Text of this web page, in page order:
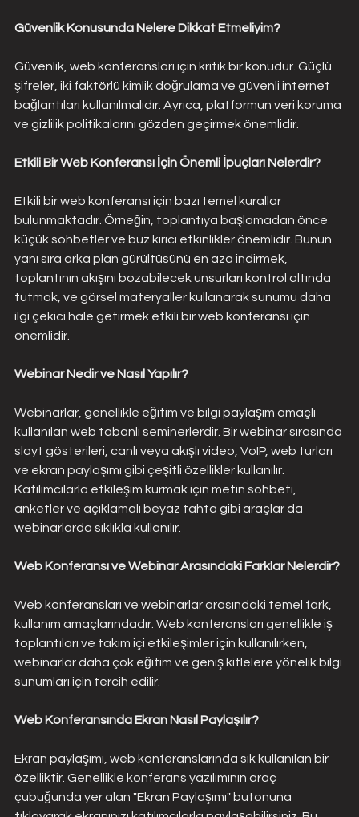
Güvenlik Konusunda Nelere Dikkat Etmeliyim?
Güvenlik, web konferansları için kritik bir konudur. Güçlü
şifreler, iki faktörlü kimlik doğrulama ve güvenli internet
bağlantıları kullanılmalıdır. Ayrıca, platformun veri koruma
ve gizlilik politikalarını gözden geçirmek önemlidir.
Etkili Bir Web Konferansı İçin Önemli İpuçları Nelerdir?
Etkili bir web konferansı için bazı temel kurallar
bulunmaktadır. Örneğin, toplantıya başlamadan önce
küçük sohbetler ve buz kırıcı etkinlikler önemlidir. Bunun
yanı sıra arka plan gürültüsünü en aza indirmek,
toplantının akışını bozabilecek unsurları kontrol altında
tutmak, ve görsel materyaller kullanarak sunumu daha
ilgi çekici hale getirmek etkili bir web konferansı için
önemlidir​​.
Webinar Nedir ve Nasıl Yapılır?
Webinarlar, genellikle eğitim ve bilgi paylaşım amaçlı
kullanılan web tabanlı seminerlerdir. Bir webinar sırasında
slayt gösterileri, canlı veya akışlı video, VoIP, web turları
ve ekran paylaşımı gibi çeşitli özellikler kullanılır.
Katılımcılarla etkileşim kurmak için metin sohbeti,
anketler ve açıklamalı beyaz tahta gibi araçlar da
webinarlarda sıklıkla kullanılır​​.
Web Konferansı ve Webinar Arasındaki Farklar Nelerdir?
Web konferansları ve webinarlar arasındaki temel fark,
kullanım amaçlarındadır. Web konferansları genellikle iş
toplantıları ve takım içi etkileşimler için kullanılırken,
webinarlar daha çok eğitim ve geniş kitlelere yönelik bilgi
sunumları için tercih edilir.
Web Konferansında Ekran Nasıl Paylaşılır?
Ekran paylaşımı, web konferanslarında sık kullanılan bir
özelliktir. Genellikle konferans yazılımının araç
çubuğunda yer alan "Ekran Paylaşımı" butonuna